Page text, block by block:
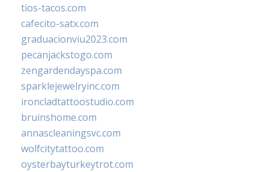
tios-tacos.com
cafecito-satx.com
graduacionviu2023.com
pecanjackstogo.com
zengardendayspa.com
sparklejewelryinc.com
ironcladtattoostudio.com
bruinshome.com
annascleaningsvc.com
wolfcitytattoo.com
oysterbayturkeytrot.com